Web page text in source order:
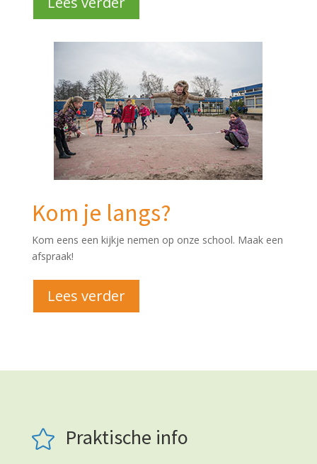
Kom je langs?
Kom eens een kijkje nemen op onze school. Maak een
afspraak!
Lees verder
 Praktische info